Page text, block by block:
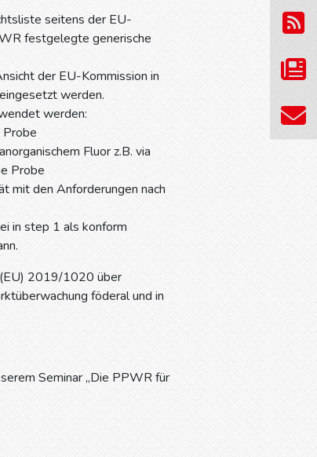
seitens der EU-
festgelegte generische
der EU-Kommission in
werden.
werden:
Probe
Fluor z.B. via
Probe
mit den Anforderungen nach
in step 1 als konform
2019/1020 über
föderal und in
Seminar „Die PPWR für